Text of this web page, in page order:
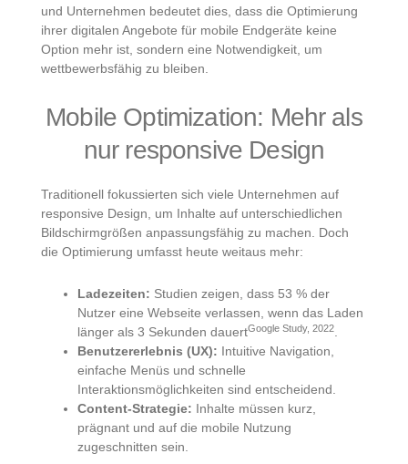
und Unternehmen bedeutet dies, dass die Optimierung
ihrer digitalen Angebote für mobile Endgeräte keine
Option mehr ist, sondern eine Notwendigkeit, um
wettbewerbsfähig zu bleiben.
Mobile Optimization: Mehr als
nur responsive Design
Traditionell fokussierten sich viele Unternehmen auf
responsive Design, um Inhalte auf unterschiedlichen
Bildschirmgrößen anpassungsfähig zu machen. Doch
die Optimierung umfasst heute weitaus mehr:
Ladezeiten: Studien zeigen, dass 53 % der
Nutzer eine Webseite verlassen, wenn das Laden
länger als 3 Sekunden dauertGoogle Study, 2022
Benutzererlebnis (UX): Intuitive Navigation,
einfache Menüs und schnelle
Interaktionsmöglichkeiten sind entscheidend.
Content-Strategie: Inhalte müssen kurz,
prägnant und auf die mobile Nutzung
zugeschnitten sein.